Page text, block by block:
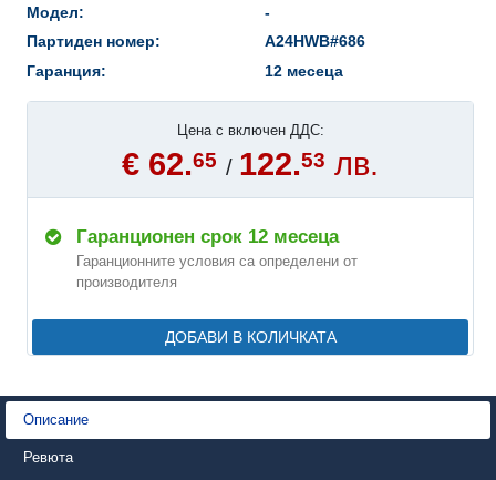
Модел:
-
Партиден номер:
A24HWB#686
Гаранция:
12 месеца
Цена с включен ДДС:
€ 62.65 / 122.53 лв.
Гаранционен срок 12 месеца
Гаранционните условия са определени от
производителя
ДОБАВИ В КОЛИЧКАТА
Описание
Ревюта